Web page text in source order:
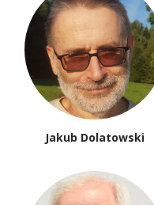
Jakub Dolatowski